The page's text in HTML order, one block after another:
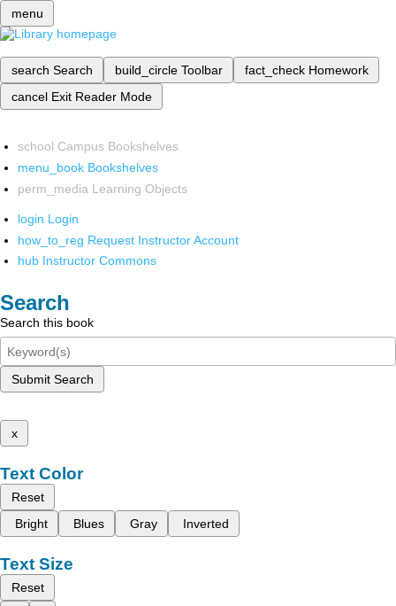
menu
search Search build_circle Toolbar fact_check Homework
cancel Exit Reader Mode
school Campus Bookshelves
menu_book Bookshelves
perm_media Learning Objects
login Login
how_to_reg Request Instructor Account
hub Instructor Commons
Search
Search this book
Submit Search
x
Text Color
Reset
Bright
Blues Gray Inverted
Text Size
Reset